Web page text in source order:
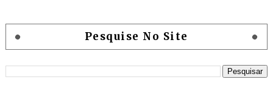
Pesquise No Site